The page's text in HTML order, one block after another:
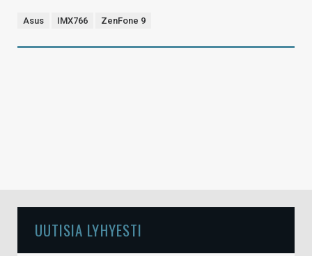
Asus IMX766 ZenFone 9
UUTISIA LYHYESTI